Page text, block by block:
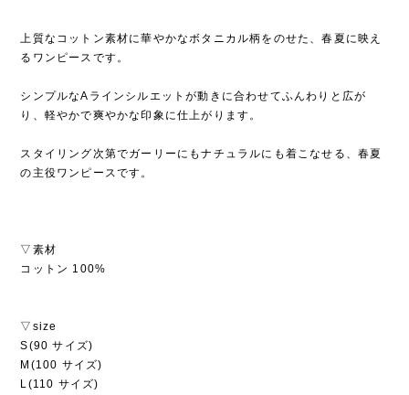
上質なコットン素材に華やかなボタニカル柄をのせた、春夏に映え
るワンピースです。
シンプルなAラインシルエットが動きに合わせてふんわりと広が
り、軽やかで爽やかな印象に仕上がります。
スタイリング次第でガーリーにもナチュラルにも着こなせる、春夏
の主役ワンピースです。
▽素材
コットン 100%
▽size
S(90 サイズ)
M(100 サイズ)
L(110 サイズ)